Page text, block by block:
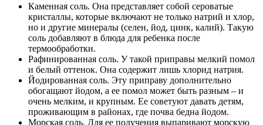
Каменная соль. Она представляет собой сероватые
кристаллы, которые включают не только натрий и хлор,
но и другие минералы (селен, йод, цинк, калий). Такую
соль добавляют в блюда для ребенка после
термообработки.
Рафинированная соль. У такой приправы мелкий помол
и белый оттенок. Она содержит лишь хлорид натрия.
Йодированная соль. Эту приправу дополнительно
обогащают йодом, а ее помол может быть разным – и
очень мелким, и крупным. Ее советуют давать детям,
проживающим в районах, где почва бедна йодом.
Морская соль. Для ее получения выпаривают морскую